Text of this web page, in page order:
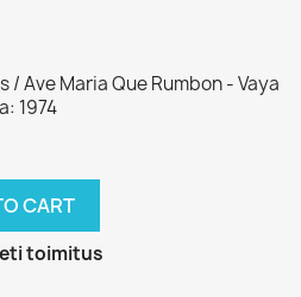
Ave Maria Que Rumbon - Vaya
1974
CART
toimitus